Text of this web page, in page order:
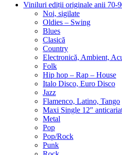
Viniluri ediții originale anii 70-
Noi, sigilate
Oldies – Swing
Blues
Clasică
Country
Electronică, Ambient,
Folk
Hip hop – Rap – House
Italo Disco, Euro Disco
Jazz
Flamenco, Latino, Tango
Maxi Single 12″
Metal
Pop
Pop/Rock
Punk